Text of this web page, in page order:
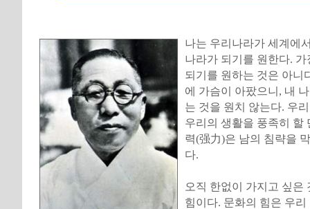
나는 우리나라가 세계에
나라가 되기를 원한다.
되기를 원하는 것은 아니
에 가슴이 아팠으니, 내
는 것을 원치 않는다. 우
우리의 생활을 풍족히 할
력(强力)은 남의 침략을
다.
오직 한없이 가지고 싶은
힘이다. 문화의 힘은 우